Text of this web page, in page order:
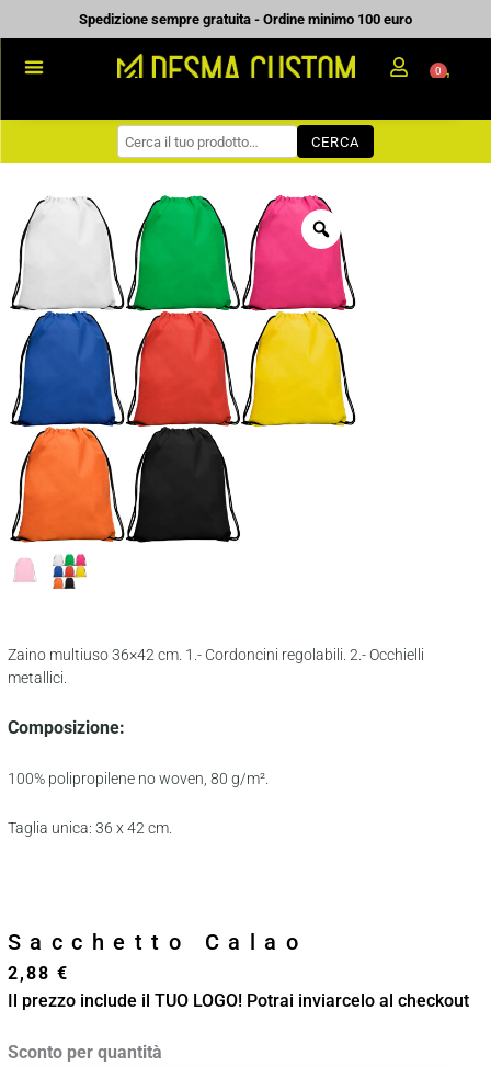
al
contenuto
Spedizione sempre gratuita - Ordine minimo 100 euro
WORKWEAR
COME ORDINARE
PREVENTIVI
CHI SIAMO
BLOG
CONTATTI
0
CERCA
Zaino multiuso 36×42 cm. 1.- Cordoncini regolabili. 2.- Occhielli
metallici.
Composizione:
100% polipropilene no woven, 80 g/m².
Taglia unica: 36 x 42 cm.
Sacchetto Calao
2,88 €
Il prezzo include il TUO LOGO! Potrai inviarcelo al checkout
Sconto per quantità
Sacchetto